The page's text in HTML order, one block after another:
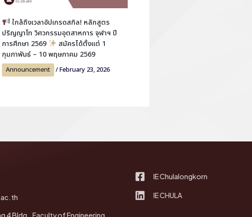
ใกล้ถึงเวลาอัปเกรดสกิล! หลักสูตร
ปริญญาโท วิศวกรรมอุตสาหการ จุฬาฯ ปี
การศึกษา 2569
สมัครได้ตั้งแต่ 1
กุมภาพันธ์ – 10 พฤษภาคม 2569
Announcement /February 23, 2026
4 Bldg., Faculty of Engineering,
IE Chulalongkorn
IE CHULA